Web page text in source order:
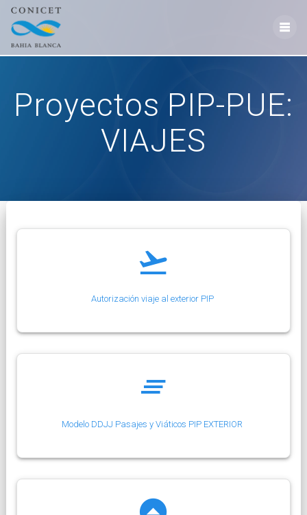
Proyectos PIP-PUE:
VIAJES
Autorización viaje al exterior PIP
Modelo DDJJ Pasajes y Viáticos PIP EXTERIOR